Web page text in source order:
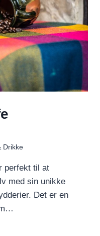
Drikke
perfekt til at
med sin unikke
Det er en